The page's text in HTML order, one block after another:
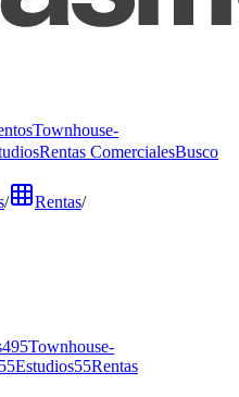
Townhouse-
Rentas ComercialesBusco
/ Rentas/
495Townhouse-
55Estudios55Rentas